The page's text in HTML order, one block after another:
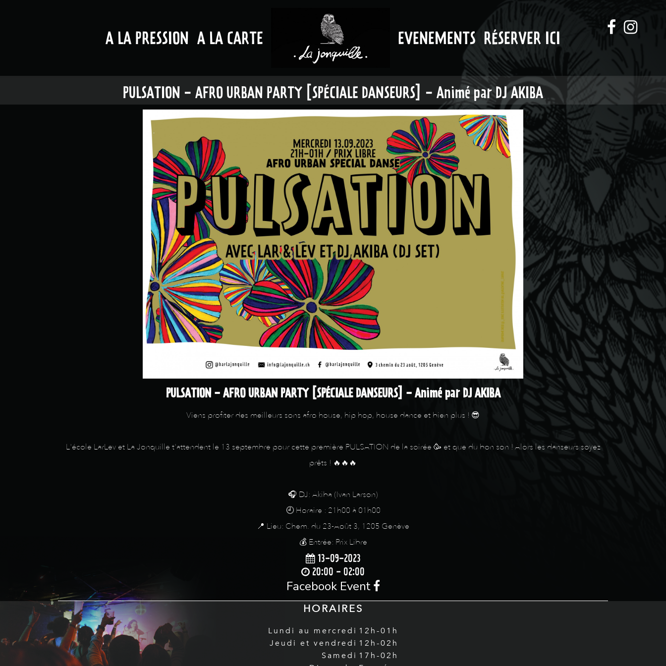
A LA PRESSION A LA CARTE EVENEMENTS RÉSERVER ICI
PULSATION - AFRO URBAN PARTY [SPÉCIALE DANSEURS] - Animé par DJ AKIBA
PULSATION - AFRO URBAN PARTY [SPÉCIALE DANSEURS] - Animé par DJ AKIBA
Viens profiter des meilleurs sons afro house, hip hop, house dance et bien plus ! 😎
L'école LarLev et La Jonquille t'attendent le 13 septembre pour cette première PULSATION de la soirée 🥳 et que du bon son ! Alors les danseurs soyez
prêts ! 🔥🔥🔥
🎧 DJ: Akiba (Ivan Larson)
🕘 Horaire : 21h00 à 01h00
📍 Lieu: Chem. du 23-Août 3, 1205 Genève
💰 Entrée: Prix Libre
13-09-2023
20:00 - 02:00
Facebook Event
HORAIRES
Lundi au mercredi
Jeudi et vendredi
Samedi
12h-01h
12h-02h
17h-02h